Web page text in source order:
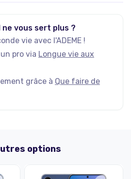
vous sert plus ?
vie avec l'ADEME !
pro via Longue vie aux
grâce à Que faire de
options